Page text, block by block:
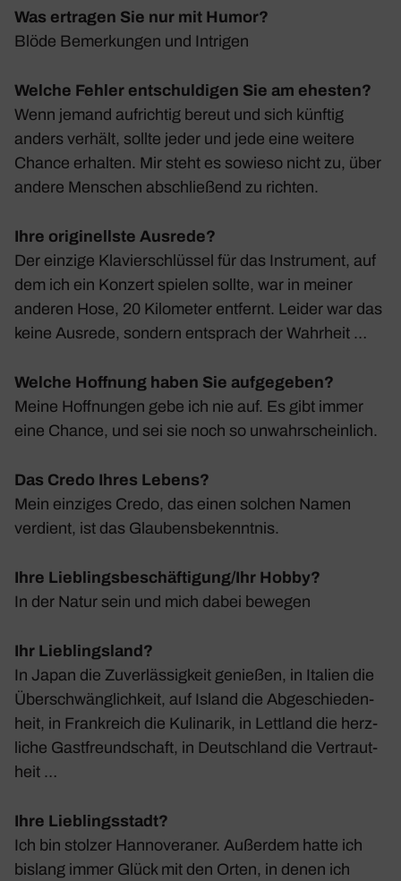
Was ertragen Sie nur mit Humor?
Blöde Bemer­kungen und Intrigen
Welche Fehler entschuldigen Sie am ehesten?
Wenn jemand aufrichtig bereut und sich künftig
anders verhält, sollte jeder und jede eine weitere
Chance erhalten. Mir steht es sowieso nicht zu, über
andere Menschen abschlie­ßend zu richten.
Ihre originellste Ausrede?
Der einzige Klavier­schlüssel für das Instru­ment, auf
dem ich ein Konzert spielen sollte, war in meiner
anderen Hose, 20 Kilo­meter entfernt. Leider war das
keine Ausrede, sondern entsprach der Wahr­heit …
Welche Hoffnung haben Sie aufgegeben?
Meine Hoff­nungen gebe ich nie auf. Es gibt immer
eine Chance, und sei sie noch so unwahr­schein­lich.
Das Credo Ihres Lebens?
Mein einziges Credo, das einen solchen Namen
verdient, ist das Glau­bens­be­kenntnis.
Ihre Lieblingsbeschäftigung/Ihr Hobby?
In der Natur sein und mich dabei bewegen
Ihr Lieblingsland?
In Japan die Zuver­läs­sig­keit genießen, in Italien die
Über­schwäng­lich­keit, auf Island die Abge­schie­den­
heit, in Frank­reich die Kuli­narik, in Lett­land die herz­
liche Gast­freund­schaft, in Deutsch­land die Vertraut­
heit …
Ihre Lieblingsstadt?
Ich bin stolzer Hanno­ve­raner. Außerdem hatte ich
bislang immer Glück mit den Orten, in denen ich